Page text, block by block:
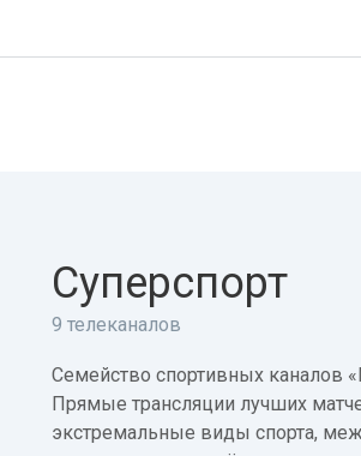
Суперспорт
9 телеканалов
Семейство спортивных каналов
Прямые трансляции лучших
экстремальные виды спорта,